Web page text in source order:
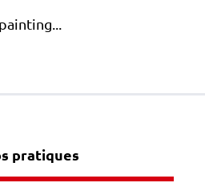
pratiques